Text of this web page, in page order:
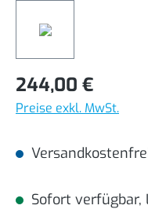
244,00 €
Preise exkl. MwSt.
Sofort verfügbar,